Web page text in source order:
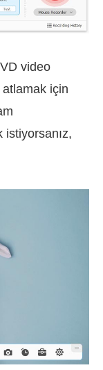
video
için
istiyorsanız,